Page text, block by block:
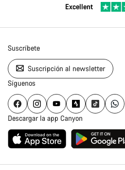
Excellent
Suscríbete
Suscripción al newsletter
Síguenos
Descargar la app Canyon